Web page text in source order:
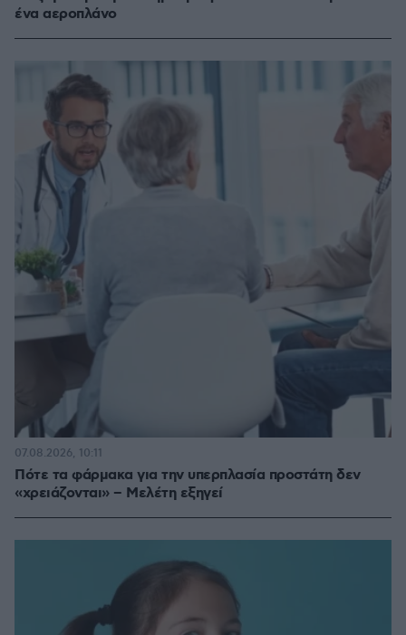
ένα αεροπλάνο
Πότε τα φάρμακα για την υπερπλασία προστάτη δεν
«χρειάζονται» – Μελέτη εξηγεί
07.08.2026, 10:11